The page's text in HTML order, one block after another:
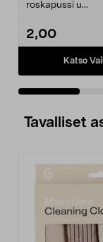
roskapussi u...
2,00
Katso
Tavalliset